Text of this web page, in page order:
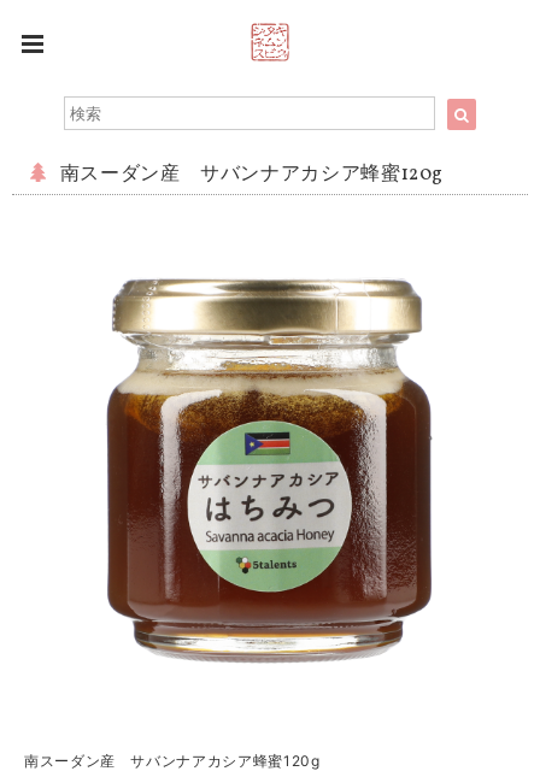
南スーダン産 サバンナアカシア蜂蜜120g
南スーダン産 サバンナアカシア蜂蜜120g